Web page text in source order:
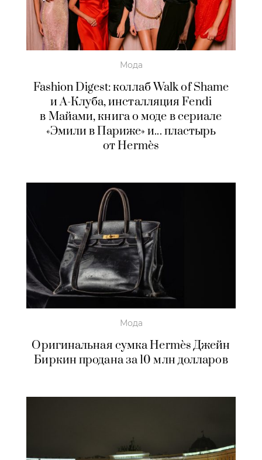
Мода
Fashion Digest: коллаб Walk of Shame
и А-Клуба, инсталляция Fendi
в Майами, книга о моде в сериале
«Эмили в Париже» и... пластырь
от Hermès
Мода
Оригинальная сумка Hermès Джейн
Биркин продана за 10 млн долларов